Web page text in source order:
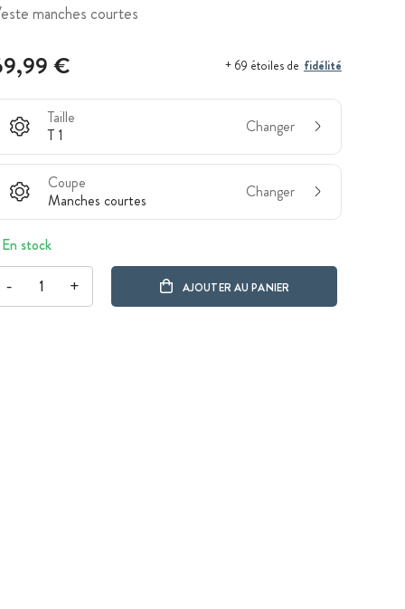
manches courtes
€ + 69 étoiles de fidélité
Taille
T 1
Changer
Coupe
Manches courtes
Changer
En stock
- + AJOUTER AU PANIER